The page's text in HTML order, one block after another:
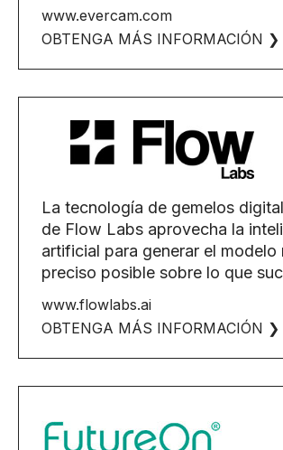
www.evercam.com
OBTENGA MÁS INFORMACIÓN ❯
La tecnología de gemelos
de Flow Labs aprovecha la
artificial para generar el modelo
preciso posible sobre lo que
www.flowlabs.ai
OBTENGA MÁS INFORMACIÓN ❯